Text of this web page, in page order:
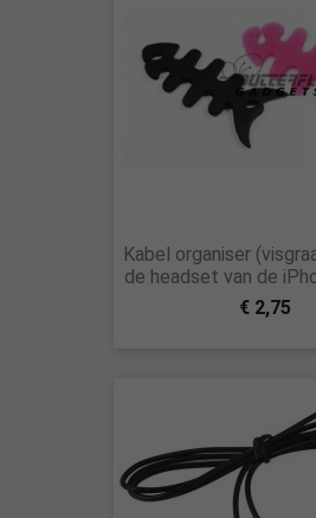
Kabel organiser
de headset van de
€ 2,75